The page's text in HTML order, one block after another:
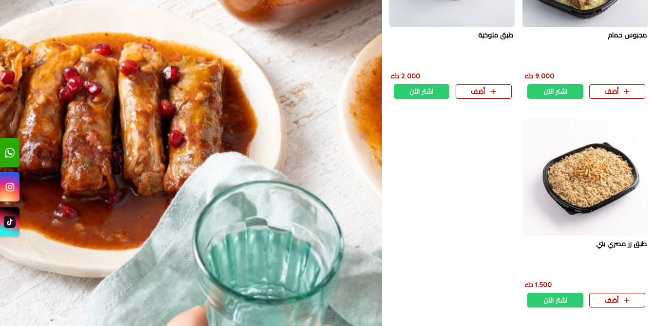
مجبوس حمام
9.000 دك
أضف
اشتر الآن
طبق ملوخية
2.000 دك
أضف
اشتر الآن
طبق رز مصري بني
1.500 دك
أضف
اشتر الآن